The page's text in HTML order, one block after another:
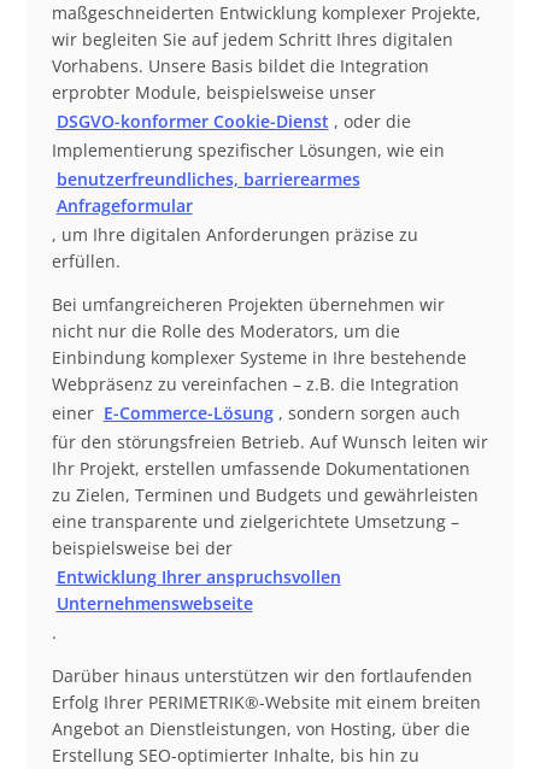
maßgeschneiderten Entwicklung komplexer Projekte,
wir begleiten Sie auf jedem Schritt Ihres digitalen
Vorhabens. Unsere Basis bildet die Integration
erprobter Module, beispielsweise unser
DSGVO-konformer Cookie-Dienst , oder die
Implementierung spezifischer Lösungen, wie ein
benutzerfreundliches, barrierearmes
Anfrageformular
, um Ihre digitalen Anforderungen präzise zu
erfüllen.
Bei umfangreicheren Projekten übernehmen wir
nicht nur die Rolle des Moderators, um die
Einbindung komplexer Systeme in Ihre bestehende
Webpräsenz zu vereinfachen – z.B. die Integration
einer E-Commerce-Lösung , sondern sorgen auch
für den störungsfreien Betrieb. Auf Wunsch leiten wir
Ihr Projekt, erstellen umfassende Dokumentationen
zu Zielen, Terminen und Budgets und gewährleisten
eine transparente und zielgerichtete Umsetzung –
beispielsweise bei der
Entwicklung Ihrer anspruchsvollen
Unternehmenswebseite
.
Darüber hinaus unterstützen wir den fortlaufenden
Erfolg Ihrer PERIMETRIK®-Website mit einem breiten
Angebot an Dienstleistungen, von Hosting, über die
Erstellung SEO-optimierter Inhalte, bis hin zu